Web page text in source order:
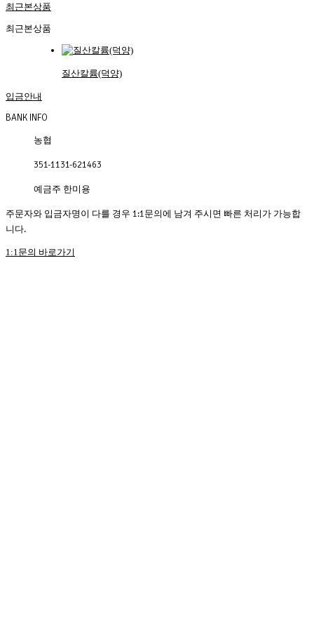
최근본상품
최근본상품
질산칼륨(덕양)
입금안내
BANK INFO
농협
351-1131-621463
예금주 한미용
주문자와 입금자명이 다를 경우 1:1문의에 남겨 주시면 빠른 처리가 가능합
니다.
1:1문의 바로가기